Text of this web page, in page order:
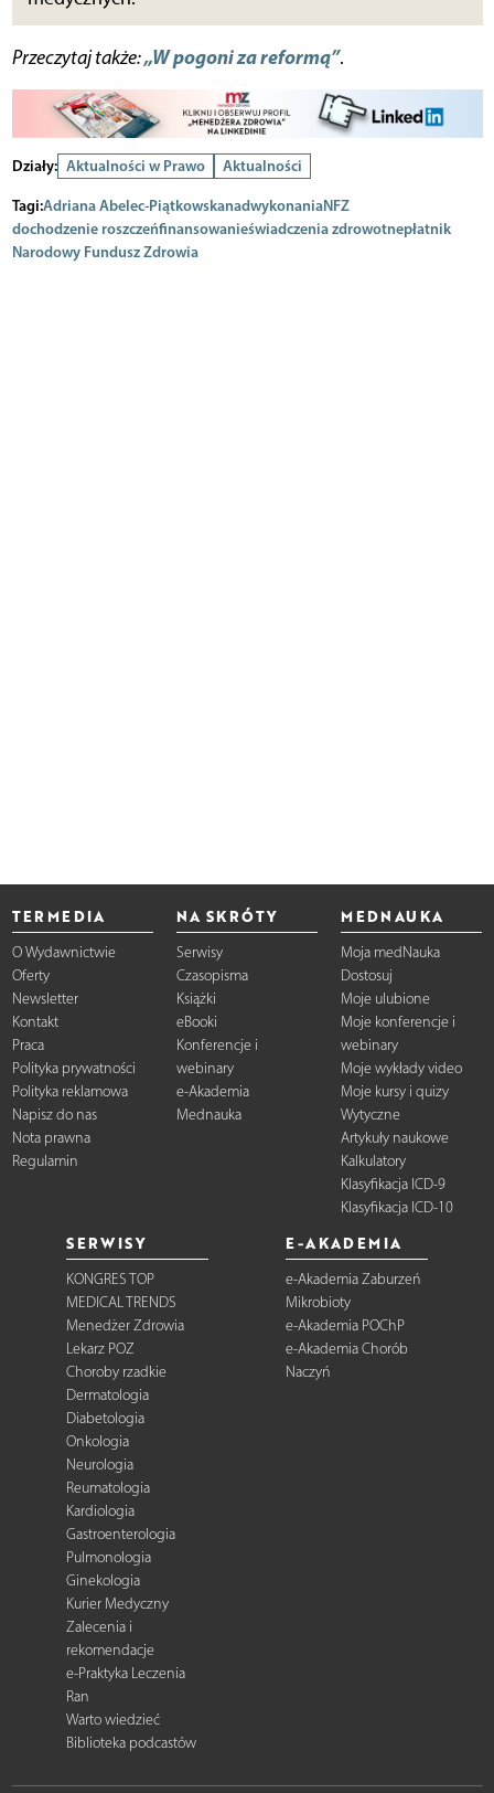
Przeczytaj także:„W pogoni za reformą”.
Działy: Aktualności w Prawo
Aktualności
Tagi:Adriana Abelec-PiątkowskanadwykonaniaNFZ
dochodzenie roszczeńfinansowanieświadczenia zdrowotnepłatnik
Narodowy Fundusz Zdrowia
TERMEDIA
O Wydawnictwie
Oferty
Newsletter
Kontakt
Praca
Polityka prywatności
Polityka reklamowa
Napisz do nas
Nota prawna
Regulamin
NA SKRÓTY
Serwisy
Czasopisma
Książki
eBooki
Konferencje i
webinary
e-Akademia
Mednauka
MEDNAUKA
Moja medNauka
Dostosuj
Moje ulubione
Moje konferencje i
webinary
Moje wykłady video
Moje kursy i quizy
Wytyczne
Artykuły naukowe
Kalkulatory
Klasyfikacja ICD-9
Klasyfikacja ICD-10
SERWISY
KONGRES TOP
MEDICAL TRENDS
Menedżer Zdrowia
Lekarz POZ
Choroby rzadkie
Dermatologia
Diabetologia
Onkologia
Neurologia
Reumatologia
Kardiologia
Gastroenterologia
Pulmonologia
Ginekologia
Kurier Medyczny
Zalecenia i
rekomendacje
e-Praktyka Leczenia
Ran
Warto wiedzieć
Biblioteka podcastów
E-AKADEMIA
e-Akademia Zaburzeń
Mikrobioty
e-Akademia POChP
e-Akademia Chorób
Naczyń